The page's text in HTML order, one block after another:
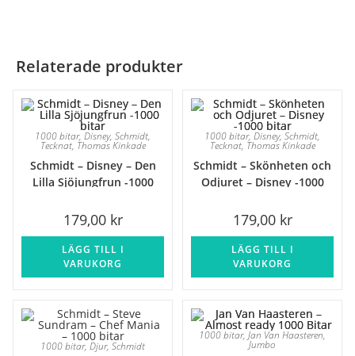
Relaterade produkter
1000 bitar, Disney, Schmidt,
Tecknat, Thomas Kinkade
Schmidt – Disney – Den
Lilla Sjöjungfrun -1000
179,00 kr
LÄGG TILL I
VARUKORG
1000 bitar, Disney, Schmidt,
Tecknat, Thomas Kinkade
Schmidt – Skönheten och
Odjuret – Disney -1000
179,00 kr
LÄGG TILL I
VARUKORG
1000 bitar, Djur, Schmidt
1000 bitar, Jan Van Haasteren,
Jumbo